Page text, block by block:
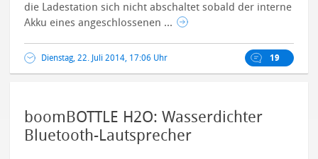
die Ladestation sich nicht abschaltet sobald der interne
Akku eines angeschlossenen ...
Dienstag, 22. Juli 2014, 17:06 Uhr 19
boomBOTTLE H2O: Wasserdichter
Bluetooth-Lautsprecher